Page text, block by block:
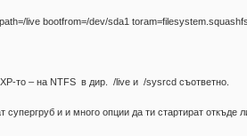
live bootfrom=/dev/sda1 toram=filesystem.squashfs
то – на NTFS в дир. /live и /sysrcd съответно.
и и много опции да ти стартират откъде